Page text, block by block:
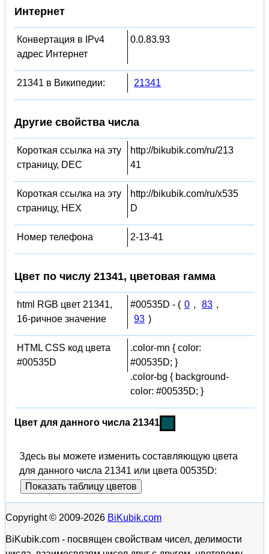
Интернет
Конвертация в IPv4
адрес Интернет
0.0.83.93
21341 в Википедии: 21341
Другие свойства числа
Короткая ссылка на эту
страницу, DEC
http://bikubik.com/ru/213
41
Короткая ссылка на эту
страницу, HEX
http://bikubik.com/ru/x535
D
Номер телефона 2-13-41
Цвет по числу 21341, цветовая гамма
html RGB цвет 21341,
16-ричное значение
#00535D - ( 0 , 83 ,
93 )
HTML CSS код цвета
#00535D
.color-mn { color:
#00535D; }
.color-bg { background-
color: #00535D; }
Цвет для данного числа 21341
Здесь вы можете изменить составляющую цвета
для данного числа 21341 или цвета 00535D:
Показать таблицу цветов
Copyright © 2009-2026 BiKubik.com
BiKubik.com - посвящен свойствам чисел, делимости